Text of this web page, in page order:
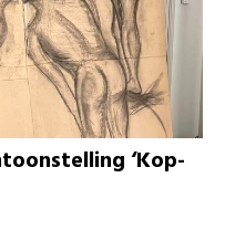
‘Kop-